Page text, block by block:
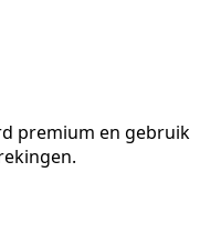
premium en gebruik